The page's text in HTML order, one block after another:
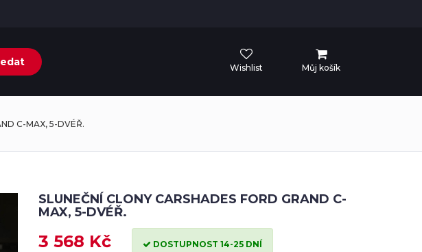
Wishlist Můj košík
C-MAX, 5-DVÉŘ.
SLUNEČNÍ CLONY CARSHADES FORD GRAND C-
MAX, 5-DVÉŘ.
3 568 Kč DOSTUPNOST 14-25 DNÍ